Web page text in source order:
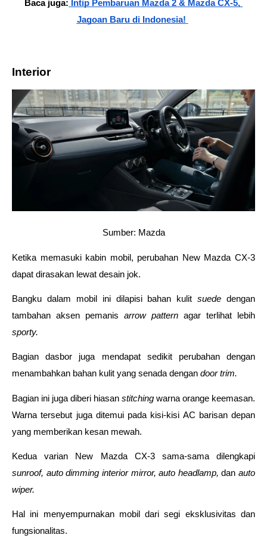
Baca juga:
Intip Pembaruan Mazda 2 & Mazda CX-5,
Jagoan Baru di Indonesia!
Interior
Sumber: Mazda
Ketika memasuki kabin mobil, perubahan New Mazda CX-3
dapat dirasakan lewat desain jok.
Bangku dalam mobil ini dilapisi bahan kulit suede dengan
tambahan aksen pemanis arrow pattern
sporty.
Bagian dasbor juga mendapat sedikit perubahan dengan
menambahkan bahan kulit yang senada dengan door trim.
Bagian ini juga diberi hiasan stitching warna orange keemasan.
Warna tersebut juga ditemui pada kisi-kisi AC barisan depan
yang memberikan kesan mewah.
sunroof, auto dimming interior mirror, auto headlamp, dan auto
wiper.
Hal ini menyempurnakan mobil dari segi eksklusivitas dan
fungsionalitas.